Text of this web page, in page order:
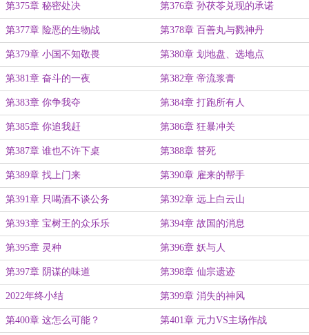
第375章 秘密处决 第376章 孙茯苓兑现的承诺
第377章 险恶的生物战 第378章 百善丸与戮神丹
第379章 小国不知敬畏 第380章 划地盘、选地点
第381章 奋斗的一夜 第382章 帝流浆膏
第383章 你争我夺 第384章 打跑所有人
第385章 你追我赶 第386章 狂暴冲关
第387章 谁也不许下桌 第388章 替死
第389章 找上门来 第390章 雇来的帮手
第391章 只喝酒不谈公务 第392章 远上白云山
第393章 宝树王的众乐乐 第394章 故国的消息
第395章 灵种 第396章 妖与人
第397章 阴谋的味道 第398章 仙宗遗迹
2022年终小结 第399章 消失的神风
第400章 这怎么可能？ 第401章 元力VS主场作战